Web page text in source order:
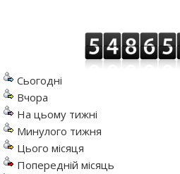
Сьогодні
Вчора
На цьому тижні
Минулого тижня
Цього місяця
Попередній місяць